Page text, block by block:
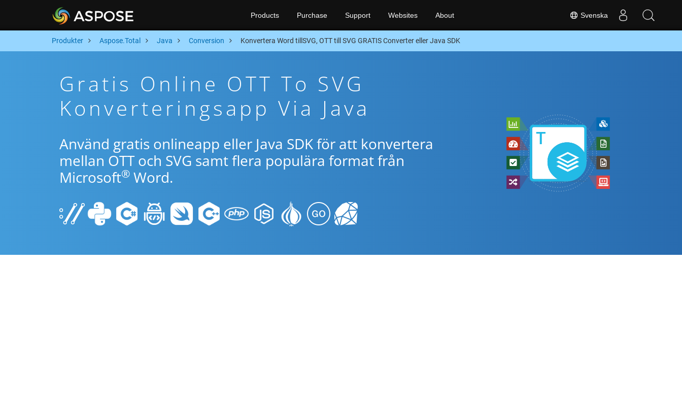
Svenska
Products Purchase Support Websites About
Produkter Aspose.Total Java Conversion Konvertera Word tillSVG, OTT till SVG GRATIS Converter eller Java SDK
Gratis Online OTT To SVG
Konverteringsapp Via Java
Använd gratis onlineapp eller Java SDK för att konvertera
mellan OTT och SVG samt flera populära format från
Microsoft® Word.